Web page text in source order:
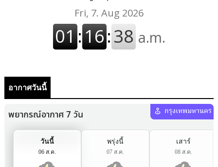
อากาศวันนี้